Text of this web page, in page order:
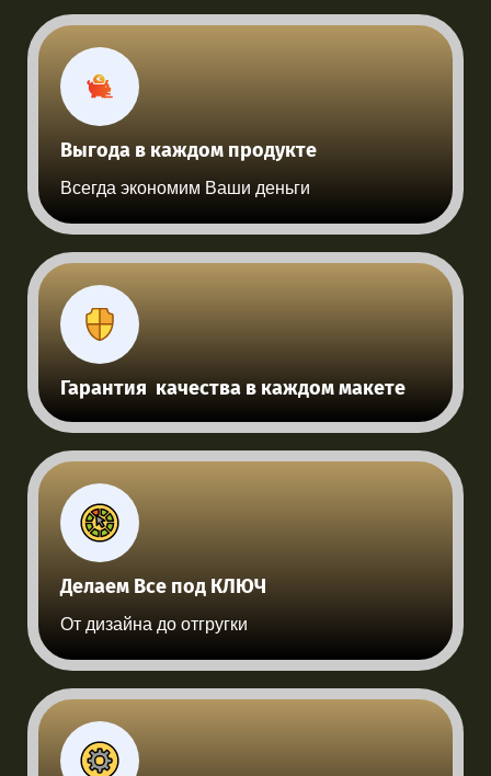
Выгода в каждом продукте
Всегда экономим Ваши деньги
Гарантия качества в каждом макете
Делаем Все под КЛЮЧ
От дизайна до отгругки